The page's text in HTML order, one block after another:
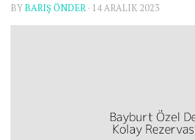
BYBARIŞ ÖNDER · 14 ARALIK 2023